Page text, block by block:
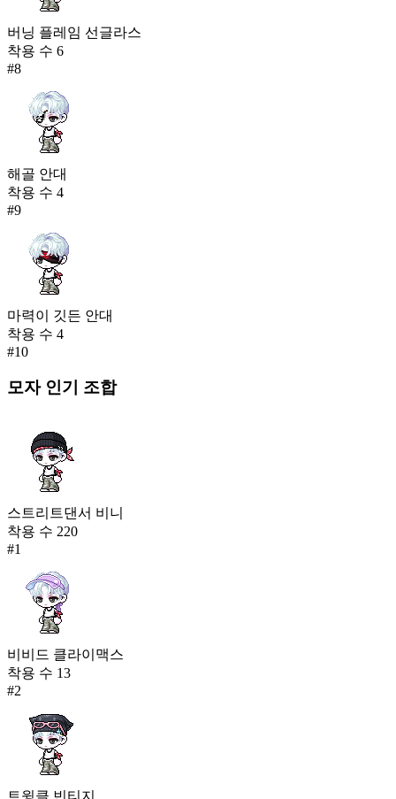
버닝 플레임 선글라스
착용 수 6
#8
해골 안대
착용 수 4
#9
마력이 깃든 안대
착용 수 4
#10
모자인기 조합
스트리트댄서 비니
착용 수 220
#1
비비드 클라이맥스
착용 수 13
#2